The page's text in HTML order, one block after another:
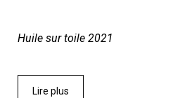
Huile sur toile 2021
Lire plus